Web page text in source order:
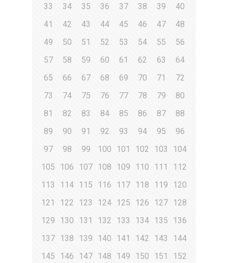
33
34 35 36 37 38 39
40
41
42 43 44 45 46 47
48
49
50 51 52 53 54 55
56
57
58 59 60 61 62 63
64
65
66 67 68 69 70 71
72
73
74 75 76 77 78 79
80
81
82 83 84 85 86 87
88
89
90 91 92 93 94 95
96
97
98 99 100 101 102 103
104
105
106 107 108 109 110 111
112
113
114 115 116 117 118 119
120
121
122 123 124 125 126 127 128
129
130 131 132 133 134 135
136
137 138 139 140 141 142 143
144
145
146 147 148 149 150 151
152